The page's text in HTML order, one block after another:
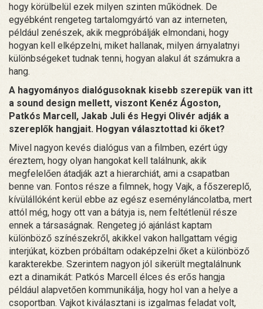
hogy körülbelül ezek milyen szinten működnek. De
egyébként rengeteg tartalomgyártó van az interneten,
például zenészek, akik megpróbálják elmondani, hogy
hogyan kell elképzelni, miket hallanak, milyen árnyalatnyi
különbségeket tudnak tenni, hogyan alakul át számukra a
hang.
A hagyományos dialógusoknak kisebb szerepük van itt
a sound design mellett, viszont Kenéz Ágoston,
Patkós Marcell, Jakab Juli és Hegyi Olivér adják a
szereplők hangjait. Hogyan választottad ki őket?
Mivel nagyon kevés dialógus van a filmben, ezért úgy
éreztem, hogy olyan hangokat kell találnunk, akik
megfelelően átadják azt a hierarchiát, ami a csapatban
benne van. Fontos része a filmnek, hogy Vajk, a főszereplő,
kívülállóként kerül ebbe az egész eseményláncolatba, mert
attól még, hogy ott van a bátyja is, nem feltétlenül része
ennek a társaságnak. Rengeteg jó ajánlást kaptam
különböző színészekről, akikkel vakon hallgattam végig
interjúkat, közben próbáltam odaképzelni őket a különböző
karakterekbe. Szerintem nagyon jól sikerült megtalálnunk
ezt a dinamikát: Patkós Marcell élces és erős hangja
például alapvetően kommunikálja, hogy hol van a helye a
csoportban. Vajkot kiválasztani is izgalmas feladat volt,